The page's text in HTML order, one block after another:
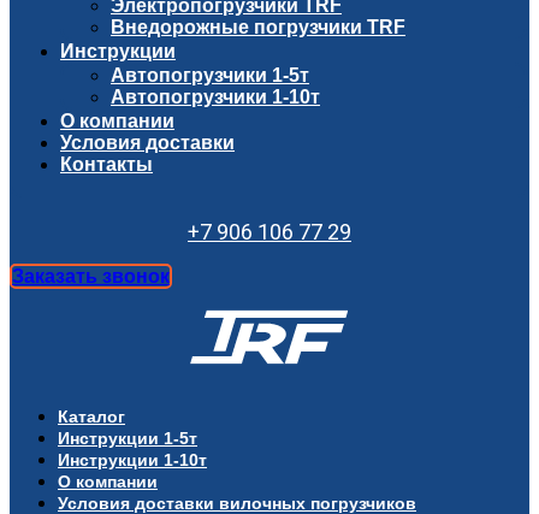
Электропогрузчики TRF
Внедорожные погрузчики TRF
Инструкции
Автопогрузчики 1-5т
Автопогрузчики 1-10т
О компании
Условия доставки
Контакты
+7 906 106 77 29
Заказать звонок
Каталог
Инструкции 1-5т
Инструкции 1-10т
О компании
Условия доставки вилочных погрузчиков